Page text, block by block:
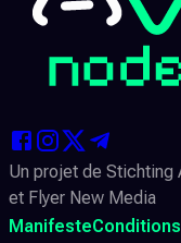
Un projet de Stichting
et Flyer New Media
Manifeste